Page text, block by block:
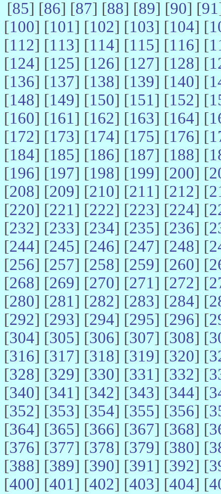
[85] [86] [87] [88] [89] [90] [91
[100] [101] [102] [103] [104] [
[112] [113] [114] [115] [116] [
[124] [125] [126] [127] [128] [
[136] [137] [138] [139] [140] [
[148] [149] [150] [151] [152] [
[160] [161] [162] [163] [164] [
[172] [173] [174] [175] [176] [
[184] [185] [186] [187] [188] [
[196] [197] [198] [199] [200] [
[208] [209] [210] [211] [212] [
[220] [221] [222] [223] [224] [
[232] [233] [234] [235] [236] [
[244] [245] [246] [247] [248] [
[256] [257] [258] [259] [260] [
[268] [269] [270] [271] [272] [
[280] [281] [282] [283] [284] [
[292] [293] [294] [295] [296] [
[304] [305] [306] [307] [308] [
[316] [317] [318] [319] [320] [
[328] [329] [330] [331] [332] [
[340] [341] [342] [343] [344] [
[352] [353] [354] [355] [356] [
[364] [365] [366] [367] [368] [
[376] [377] [378] [379] [380] [
[388] [389] [390] [391] [392] [
[400] [401] [402] [403] [404] [